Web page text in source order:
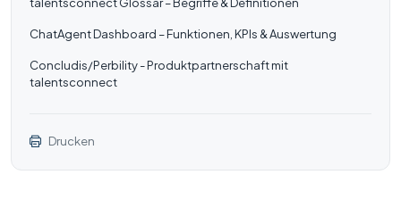
talentsconnect Glossar – Begriffe & Definitionen
ChatAgent Dashboard – Funktionen, KPIs & Auswertung
Concludis/Perbility - Produktpartnerschaft mit
talentsconnect
Drucken